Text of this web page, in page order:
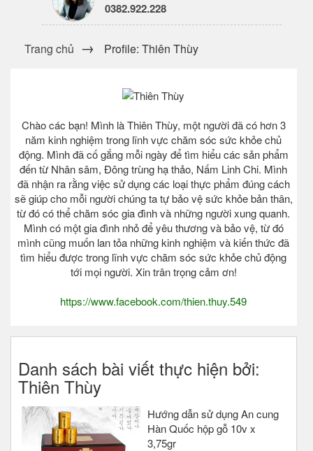
0382.922.228
Trang chủ Profile: Thiên Thùy
Chào các bạn! Mình là Thiên Thùy, một người đã có hơn 3
năm kinh nghiệm trong lĩnh vực chăm sóc sức khỏe chủ
động. Mình đã cố gắng mỗi ngày để tìm hiểu các sản phẩm
đến từ Nhân sâm, Đông trùng hạ thảo, Nấm Linh Chi. Mình
đã nhận ra rằng việc sử dụng các loại thực phẩm đúng cách
sẽ giúp cho mỗi người chúng ta tự bảo vệ sức khỏe bản thân,
từ đó có thể chăm sóc gia đình và những người xung quanh.
Mình có một gia đình nhỏ để yêu thương và bảo vệ, từ đó
mình cũng muốn lan tỏa những kinh nghiệm và kiến thức đã
tìm hiểu được trong lĩnh vực chăm sóc sức khỏe chủ động
tới mọi người. Xin trân trọng cảm ơn!
https://www.facebook.com/thien.thuy.549
Danh sách bài viết thực hiện bởi:
Thiên Thùy
Hướng dẫn sử dụng An cung
Hàn Quốc hộp gỗ 10v x
3,75gr